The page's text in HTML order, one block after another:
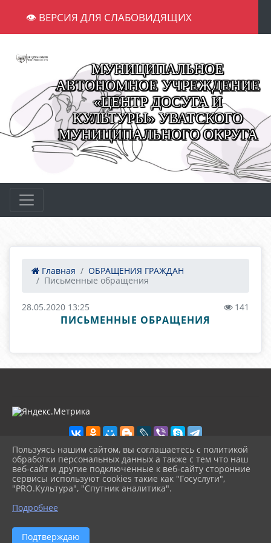
👁 ВЕРСИЯ ДЛЯ СЛАБОВИДЯЩИХ
МУНИЦИПАЛЬНОЕ
АВТОНОМНОЕ УЧРЕЖДЕНИЕ
«ЦЕНТР ДОСУГА И
КУЛЬТУРЫ» УВАТСКОГО
МУНИЦИПАЛЬНОГО ОКРУГА
Главная
ОБРАЩЕНИЯ ГРАЖДАН
Письменные обращения
28.05.2020 13:25 141
ПИСЬМЕННЫЕ ОБРАЩЕНИЯ
2026 г. kultura-uvat.ru
Вход
Карта сайта
Политика обработки персональных данных
Сделано на KubCMS
Разработка и поддержка
Пользуясь нашим сайтом, вы соглашаетесь с политикой
обработки персональных данных а также с тем что наш
веб-сайт и другие подключенные к веб-сайту сторонние
сервисы используют cookies такие как "Госуслуги",
"PRO.Культура", "Спутник аналитика".
Подробнее
Подтверждаю